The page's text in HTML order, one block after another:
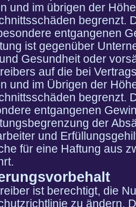
und im übrigen der
begrenzt.
entgangenen
ist gegenüber
Gesundheit oder
auf die bei
und im Übrigen der
begrenzt.
entgangenen
der
und
für eine Haftung aus
ist berechtigt, die
zu ändern.